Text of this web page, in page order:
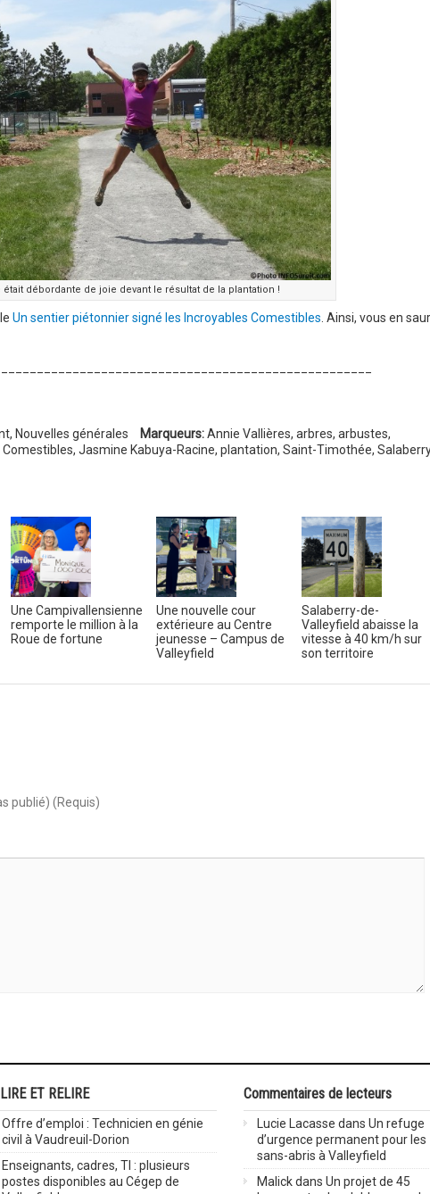
était débordante de joie devant le résultat de la plantation !
Un sentier piétonnier signé les Incroyables Comestibles . Ainsi, vous en
, Nouvelles générales Marqueurs: Annie Vallières, arbres, arbustes,
Comestibles, Jasmine Kabuya-Racine, plantation, Saint-Timothée,
Une Campivallensienne
remporte le million à la
Roue de fortune
Une nouvelle cour
extérieure au Centre
jeunesse – Campus de
Valleyfield
Salaberry-de-
Valleyfield abaisse la
vitesse à 40 km/h sur
son territoire
publié) (Requis)
ET RELIRE
Offre d’emploi : Technicien en génie
civil à Vaudreuil-Dorion
Enseignants, cadres, TI : plusieurs
postes disponibles au Cégep de
Commentaires de lecteurs
Lucie Lacasse dans Un refuge
d’urgence permanent pour les
sans-abris à Valleyfield
Malickdans Un projet de 45